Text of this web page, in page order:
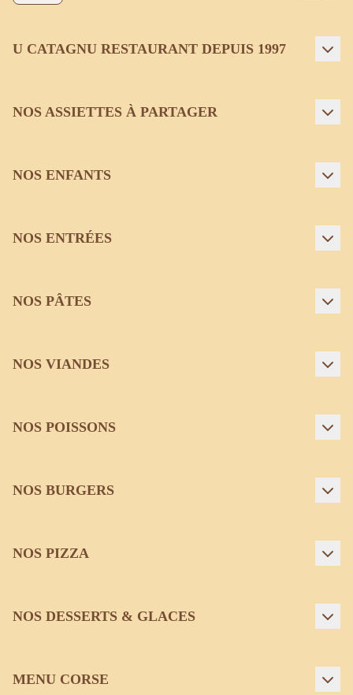
U CATAGNU RESTAURANT DEPUIS 1997
NOS ASSIETTES À PARTAGER
NOS ENFANTS
NOS ENTRÉES
NOS PÂTES
NOS VIANDES
NOS POISSONS
NOS BURGERS
NOS PIZZA
NOS DESSERTS & GLACES
MENU CORSE